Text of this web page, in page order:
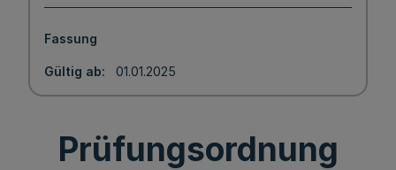
Fassung
Gültig ab 01.01.2025
Prüfungsordnung